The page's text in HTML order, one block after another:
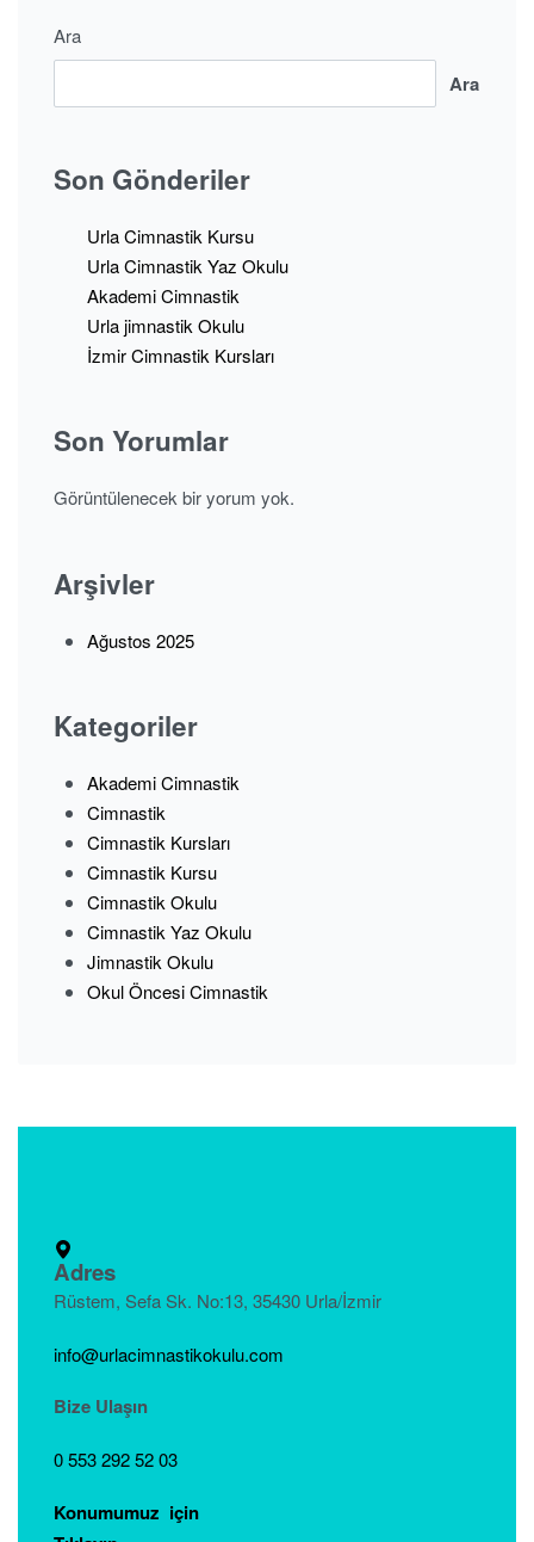
Ara
Ara
Son Gönderiler
Urla Cimnastik Kursu
Urla Cimnastik Yaz Okulu
Akademi Cimnastik
Urla jimnastik Okulu
İzmir Cimnastik Kursları
Son Yorumlar
Görüntülenecek bir yorum yok.
Arşivler
Ağustos 2025
Kategoriler
Akademi Cimnastik
Cimnastik
Cimnastik Kursları
Cimnastik Kursu
Cimnastik Okulu
Cimnastik Yaz Okulu
Jimnastik Okulu
Okul Öncesi Cimnastik
Adres
Rüstem, Sefa Sk. No:13, 35430 Urla/İzmir
info@urlacimnastikokulu.com
Bize Ulaşın
0 553 292 52 03
Konumumuz için